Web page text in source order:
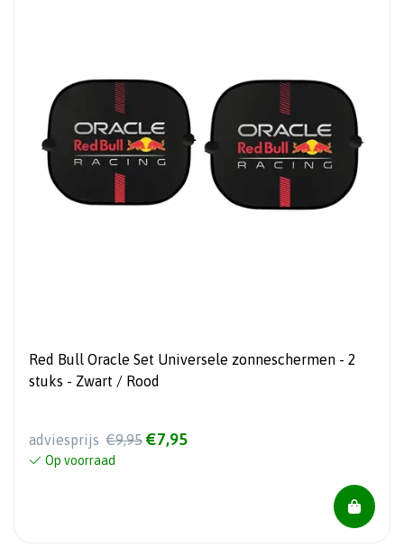
Red Bull Oracle Set Universele zonneschermen - 2
stuks - Zwart / Rood
adviesprijs €9,95 €7,95
Op voorraad